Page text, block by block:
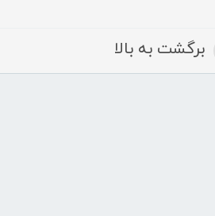
برگشت به بالا